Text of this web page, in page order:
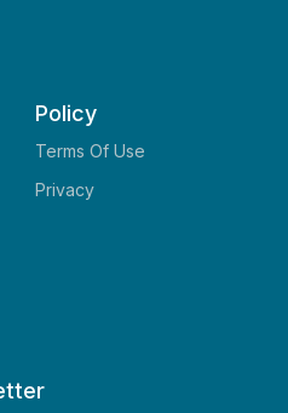
Policy
Terms Of Use
Privacy